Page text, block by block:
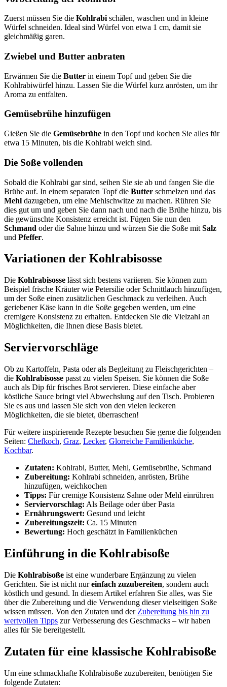
Zuerst müssen Sie die Kohlrabi schälen, waschen und in kleine
Würfel schneiden. Ideal sind Würfel von etwa 1 cm, damit sie
gleichmäßig garen.
Zwiebel und Butter anbraten
Erwärmen Sie die Butter in einem Topf und geben Sie die
Kohlrabiwürfel hinzu. Lassen Sie die Würfel kurz anrösten, um ihr
Aroma zu entfalten.
Gemüsebrühe hinzufügen
Gießen Sie die Gemüsebrühe in den Topf und kochen Sie alles für
etwa 15 Minuten, bis die Kohlrabi weich sind.
Die Soße vollenden
Sobald die Kohlrabi gar sind, seihen Sie sie ab und fangen Sie die
Brühe auf. In einem separaten Topf die Butter schmelzen und das
Mehl dazugeben, um eine Mehlschwitze zu machen. Rühren Sie
dies gut um und geben Sie dann nach und nach die Brühe hinzu, bis
die gewünschte Konsistenz erreicht ist. Fügen Sie nun den
Schmand oder die Sahne hinzu und würzen Sie die Soße mit Salz
und Pfeffer.
Variationen der Kohlrabisosse
Die Kohlrabisosse lässt sich bestens variieren. Sie können zum
Beispiel frische Kräuter wie Petersilie oder Schnittlauch hinzufügen,
um der Soße einen zusätzlichen Geschmack zu verleihen. Auch
geriebener Käse kann in die Soße gegeben werden, um eine
cremigere Konsistenz zu erhalten. Entdecken Sie die Vielzahl an
Möglichkeiten, die Ihnen diese Basis bietet.
Serviervorschläge
Ob zu Kartoffeln, Pasta oder als Begleitung zu Fleischgerichten –
die Kohlrabisosse passt zu vielen Speisen. Sie können die Soße
auch als Dip für frisches Brot servieren. Diese einfache aber
köstliche Sauce bringt viel Abwechslung auf den Tisch. Probieren
Sie es aus und lassen Sie sich von den vielen leckeren
Möglichkeiten, die sie bietet, überraschen!
Für weitere inspirierende Rezepte besuchen Sie gerne die folgenden
Seiten: Chefkoch, Graz, Lecker, Glorreiche Familienküche,
Kochbar.
Zutaten: Kohlrabi, Butter, Mehl, Gemüsebrühe, Schmand
Zubereitung: Kohlrabi schneiden, anrösten, Brühe
hinzufügen, weichkochen
Tipps: Für cremige Konsistenz Sahne oder Mehl einrühren
Serviervorschlag: Als Beilage oder über Pasta
Ernährungswert: Gesund und leicht
Zubereitungszeit: Ca. 15 Minuten
Bewertung: Hoch geschätzt in Familienküchen
Einführung in die Kohlrabisoße
Die Kohlrabisoße ist eine wunderbare Ergänzung zu vielen
Gerichten. Sie ist nicht nureinfach zuzubereiten, sondern auch
köstlich und gesund. In diesem Artikel erfahren Sie alles, was Sie
über die Zubereitung und die Verwendung dieser vielseitigen Soße
wissen müssen. Von den Zutaten und der Zubereitung bis hin zu
wertvollen Tipps zur Verbesserung des Geschmacks – wir haben
alles für Sie bereitgestellt.
Zutaten für eine klassische Kohlrabisoße
Um eine schmackhafte Kohlrabisoße zuzubereiten, benötigen Sie
folgende Zutaten: